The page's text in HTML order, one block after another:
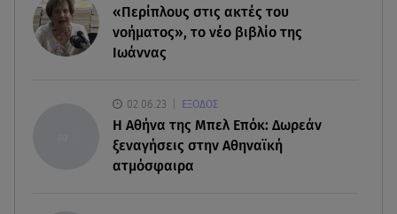
06.08.26 , 23:41
Βασιλική Ανδρίτσου: Ξεκίνησε τις διακοπές με τον
σύζυγο και την κορούλα της
06.08.26 , 23:11
Αγγελική Ηλιάδη ανήμερα του Σωτήρος: «Είδα
τον Χριστό μπροστά μου!»
«Περίπλους στις ακτές του
νοήματος», το νέο βιβλίο της
Ιωάννας
02.06.23 ΕΞΟΔΟΣ
H Αθήνα της Μπελ Επόκ: Δωρεάν
ξεναγήσεις στην Αθηναϊκή
ατμόσφαιρα